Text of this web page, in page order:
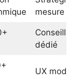
mesure
Conseiller
dédié
UX